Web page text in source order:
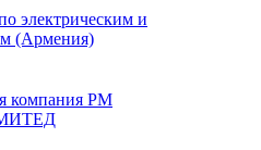
электрическим и
(Армения)
компания РМ